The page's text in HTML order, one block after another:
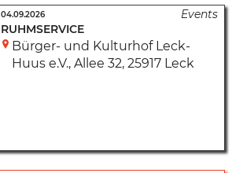
04.09.2026
RUHMSERVICE
Bürger- und Kulturhof Leck-
Huus e.V., Allee 32, 25917 Leck